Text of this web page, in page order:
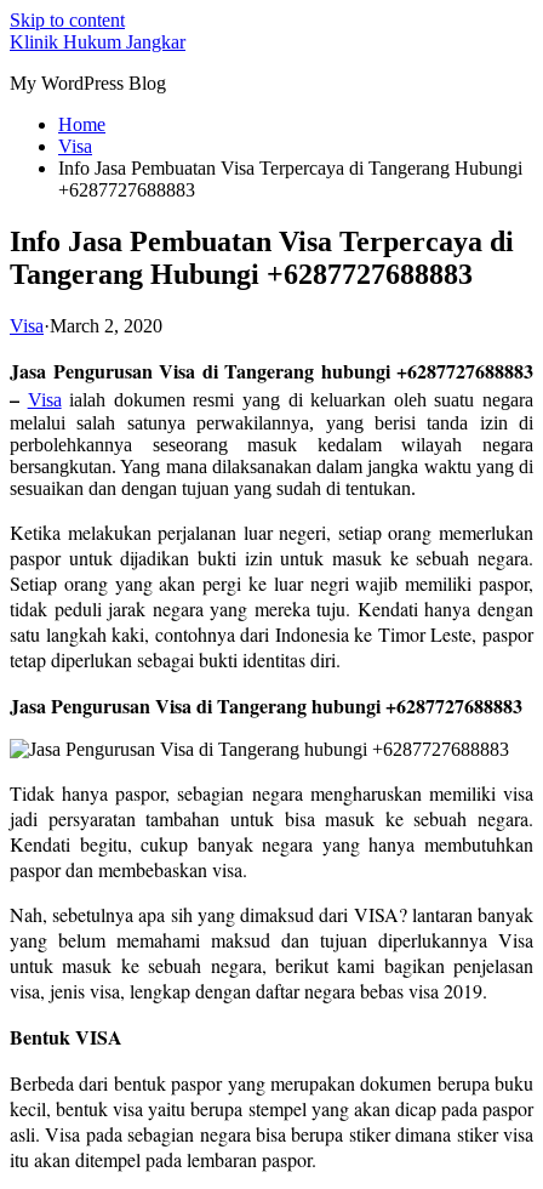
Skip to content
Klinik Hukum Jangkar
My WordPress Blog
Home
Visa
Info Jasa Pembuatan Visa Terpercaya di Tangerang Hubungi
+6287727688883
Info Jasa Pembuatan Visa Terpercaya di
Tangerang Hubungi +6287727688883
Visa·March 2, 2020
Jasa Pengurusan Visa di Tangerang hubungi +6287727688883
– Visa ialah dokumen resmi yang di keluarkan oleh suatu negara
melalui salah satunya perwakilannya, yang berisi tanda izin di
perbolehkannya seseorang masuk kedalam wilayah negara
bersangkutan. Yang mana dilaksanakan dalam jangka waktu yang di
sesuaikan dan dengan tujuan yang sudah di tentukan.
Ketika melakukan perjalanan luar negeri, setiap orang memerlukan
paspor untuk dijadikan bukti izin untuk masuk ke sebuah negara.
Setiap orang yang akan pergi ke luar negri wajib memiliki paspor,
tidak peduli jarak negara yang mereka tuju. Kendati hanya dengan
satu langkah kaki, contohnya dari Indonesia ke Timor Leste, paspor
tetap diperlukan sebagai bukti identitas diri.
Jasa Pengurusan Visa di Tangerang hubungi +6287727688883
Tidak hanya paspor, sebagian negara mengharuskan memiliki visa
jadi persyaratan tambahan untuk bisa masuk ke sebuah negara.
Kendati begitu, cukup banyak negara yang hanya membutuhkan
paspor dan membebaskan visa.
Nah, sebetulnya apa sih yang dimaksud dari VISA? lantaran banyak
yang belum memahami maksud dan tujuan diperlukannya Visa
untuk masuk ke sebuah negara, berikut kami bagikan penjelasan
visa, jenis visa, lengkap dengan daftar negara bebas visa 2019.
Bentuk VISA
Berbeda dari bentuk paspor yang merupakan dokumen berupa buku
kecil, bentuk visa yaitu berupa stempel yang akan dicap pada paspor
asli. Visa pada sebagian negara bisa berupa stiker dimana stiker visa
itu akan ditempel pada lembaran paspor.